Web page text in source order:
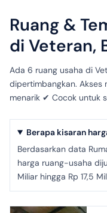
Ruang &
di Veteran,
Ada 6 ruang usaha di
dipertimbangkan.
menarik ✔ Cocok untuk
Berapa kisaran
Berdasarkan data
harga ruang-usaha
Miliar hingga Rp 17,5